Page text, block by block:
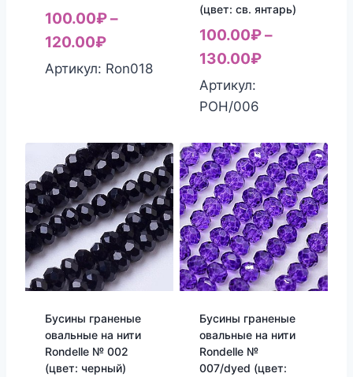
100.00₽–
120.00₽
Артикул: Ron018
(цвет: св. янтарь)
100.00₽–
130.00₽
Артикул:
РОН/006
Бусины граненые
овальные на нити
Rondelle № 002
(цвет: черный)
Бусины граненые
овальные на нити
Rondelle №
007/dyed (цвет: